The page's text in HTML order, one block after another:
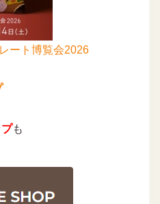
ート博覧会2026
も